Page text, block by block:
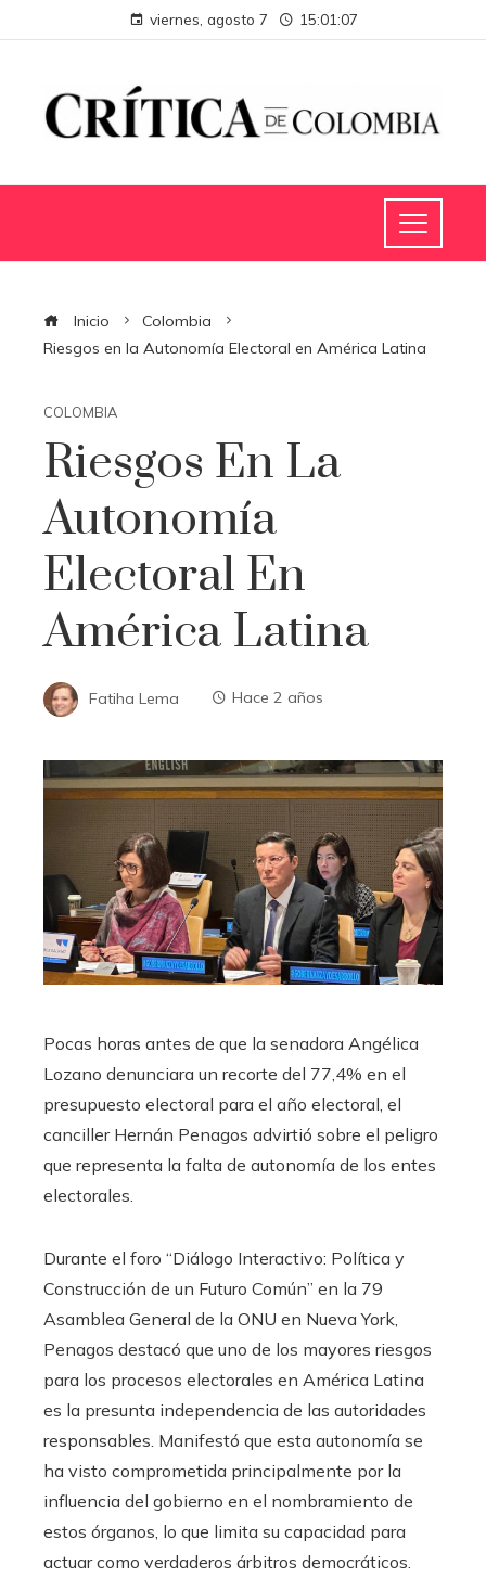
viernes, agosto 7 15:01:08
Inicio
Colombia
Riesgos en la Autonomía Electoral en América Latina
COLOMBIA
Riesgos En La
Autonomía
Electoral En
América Latina
Fatiha Lema Hace 2 años
Pocas horas antes de que la senadora Angélica
Lozano denunciara un recorte del 77,4% en el
presupuesto electoral para el año electoral, el
canciller Hernán Penagos advirtió sobre el peligro
que representa la falta de autonomía de los entes
electorales.
Durante el foro “Diálogo Interactivo: Política y
Construcción de un Futuro Común” en la 79
Asamblea General de la ONU en Nueva York,
Penagos destacó que uno de los mayores riesgos
para los procesos electorales en América Latina
es la presunta independencia de las autoridades
responsables. Manifestó que esta autonomía se
ha visto comprometida principalmente por la
influencia del gobierno en el nombramiento de
estos órganos, lo que limita su capacidad para
actuar como verdaderos árbitros democráticos.